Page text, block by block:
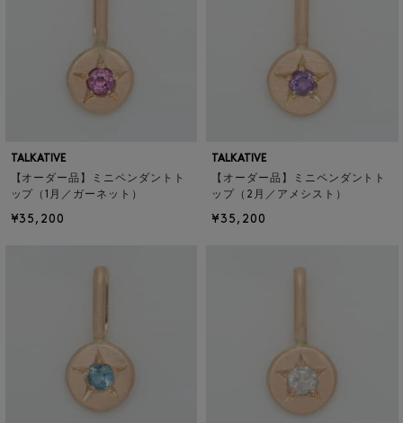
TALKATIVE
【オーダー品】ミニペンダントト
ップ（1月／ガーネット）
¥35,200
TALKATIVE
【オーダー品】ミニペンダントト
ップ（2月／アメシスト）
¥35,200